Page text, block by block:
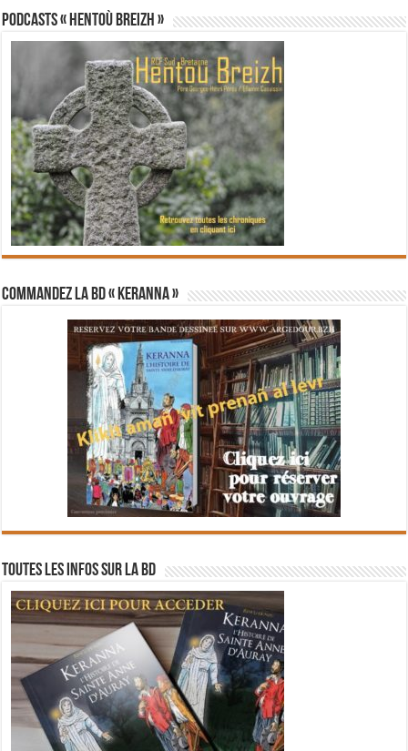
PODCASTS « Hentoù Breizh »
Commandez la BD « Keranna »
Toutes les infos sur la BD